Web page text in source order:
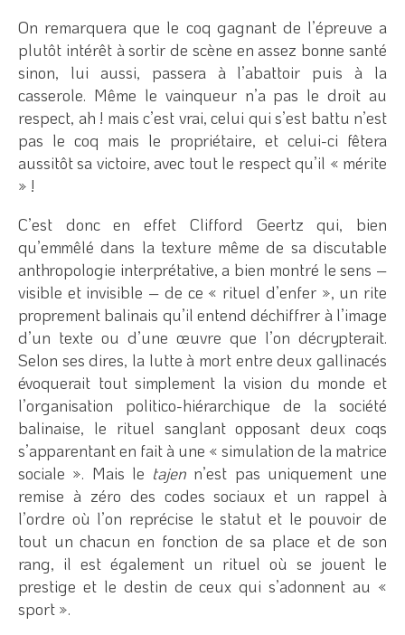
On remarquera que le coq gagnant de l’épreuve a
plutôt intérêt à sortir de scène en assez bonne santé
sinon, lui aussi, passera à l’abattoir puis à la
casserole. Même le vainqueur n’a pas le droit au
respect, ah ! mais c’est vrai, celui qui s’est battu n’est
pas le coq mais le propriétaire, et celui-ci fêtera
aussitôt sa victoire, avec tout le respect qu’il « mérite
» !
C’est donc en effet Clifford Geertz qui, bien
qu’emmêlé dans la texture même de sa discutable
anthropologie interprétative, a bien montré le sens –
visible et invisible – de ce « rituel d’enfer », un rite
proprement balinais qu’il entend déchiffrer à l’image
d’un texte ou d’une œuvre que l’on décrypterait.
Selon ses dires, la lutte à mort entre deux gallinacés
évoquerait tout simplement la vision du monde et
l’organisation politico-hiérarchique de la société
balinaise, le rituel sanglant opposant deux coqs
s’apparentant en fait à une « simulation de la matrice
sociale ». Mais le tajen n’est pas uniquement une
remise à zéro des codes sociaux et un rappel à
l’ordre où l’on reprécise le statut et le pouvoir de
tout un chacun en fonction de sa place et de son
rang, il est également un rituel où se jouent le
prestige et le destin de ceux qui s’adonnent au «
sport ».